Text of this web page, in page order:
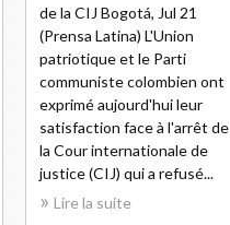
de la CIJ Bogotá, Jul 21
(Prensa Latina) L'Union
patriotique et le Parti
communiste colombien ont
exprimé aujourd'hui leur
satisfaction face à l'arrêt de
la Cour internationale de
justice (CIJ) qui a refusé...
Lire la suite